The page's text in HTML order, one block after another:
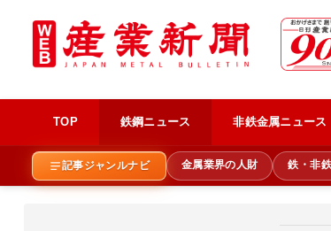
TOP 鉄鋼ニュース 非鉄金属ニュース
記事ジャンルナビ 金属業界の人財 鉄・非